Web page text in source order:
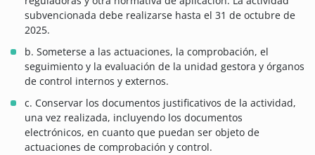
subvencionada debe realizarse hasta el 31 de octubre de
2025.
b. Someterse a las actuaciones, la comprobación, el
seguimiento y la evaluación de la unidad gestora y órganos
de control internos y externos.
c. Conservar los documentos justificativos de la actividad,
una vez realizada, incluyendo los documentos
electrónicos, en cuanto que puedan ser objeto de
actuaciones de comprobación y control.